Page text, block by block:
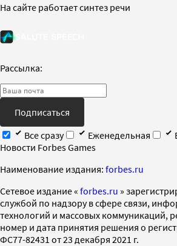
На сайте работает синтез речи
Рассылка:
Подписаться
Все сразу
Еженедельная
Новости Forbes Games
Наименование издания: forbes.ru
Cетевое издание « forbes.ru »
службой по надзору в сфере связи,
технологий и массовых коммуникаций,
номер и дата принятия решения о
ФС77-82431 от 23 декабря 2021 г.